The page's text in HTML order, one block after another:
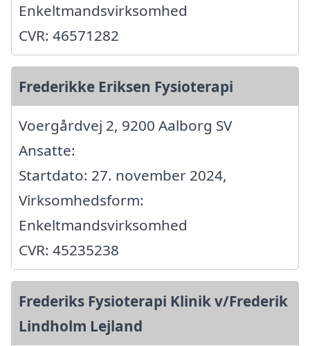
Enkeltmandsvirksomhed
CVR: 46571282
Frederikke Eriksen Fysioterapi
Voergårdvej 2, 9200 Aalborg SV
Ansatte:
Startdato: 27. november 2024,
Virksomhedsform:
Enkeltmandsvirksomhed
CVR: 45235238
Frederiks Fysioterapi Klinik v/Frederik
Lindholm Lejland